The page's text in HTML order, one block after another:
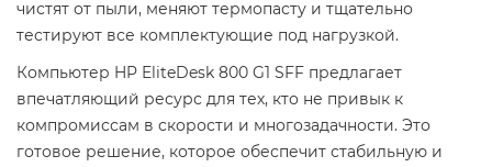
чистят от пыли, меняют термопасту и тщательно
тестируют все комплектующие под нагрузкой.
Компьютер HP EliteDesk 800 G1 SFF предлагает
впечатляющий ресурс для тех, кто не привык к
компромиссам в скорости и многозадачности. Это
готовое решение, которое обеспечит стабильную и